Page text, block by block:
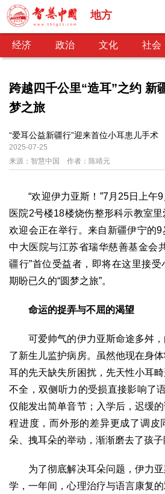
地方
经济 政治 文化 社会
经济
经济观察 产业纵横 区域经济 新锐
经济转型
深化改革 依法治国 司法公正 民主
网文推荐
文化
中华文化 核心价值 文化产业 文化
文化观察
社会治理 社会保障 城乡发展
工业
装备制造 智能制造 制造2025 大国
科教
科技观察 创新前沿 智慧教育 职业
三农
智慧农业 智慧乡村 基层之声
国防
国防建设 军民融合 兵器装备 军营
跨越四千公里“造耳”之约 新
梦之旅
“爱耳公益新疆行”迎来首位小耳患儿手术
2025-07-25
来源： 智慧中国 作者： 陈靖元
“欢迎伊力亚斯！”7月25日上午9
医院2号楼18楼烧伤整形科示教室
欢迎会正在举行。来自新疆伊宁的
中大医院与江苏省瑞华慈善基金会
疆行”首位受益者，即将在这里接
期盼已久的“圆梦之旅”。
命运的捉弄与不屈的渴望
可爱帅气的伊力亚斯命途多舛，
了新生儿监护病房。虽然他现在身
耳的先天缺失所困扰，先天性小耳
不全，双侧听力的受损直接影响了
仅能发出简单音节；入学后，迟缓
程进度，而外形的差异更成了调皮
朵、拽耳朵的举动，渐渐磨去了孩子
为了彻底解决耳朵问题，伊力亚
学，一年间，心理治疗与语言康复